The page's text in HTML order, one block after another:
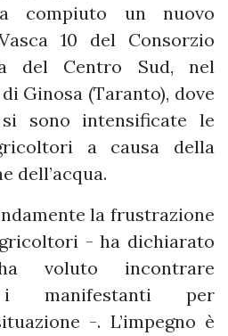
compiuto un nuovo
10 del Consorzio
del Centro Sud, nel
Ginosa (Taranto), dove
sono intensificate le
a causa della
dell’acqua.
la frustrazione
- ha dichiarato
voluto incontrare
i manifestanti per
-. L’impegno è